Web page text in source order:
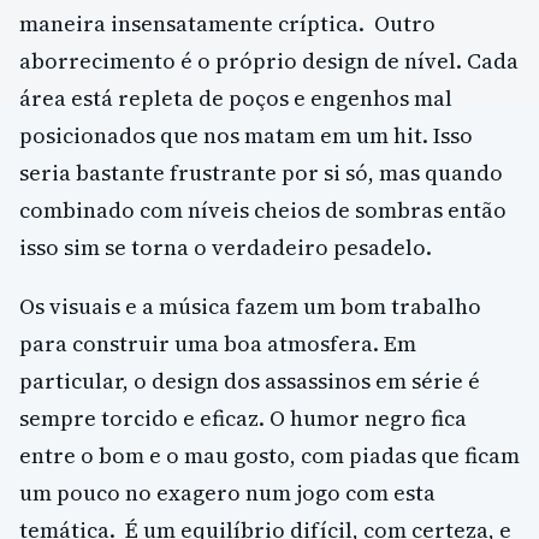
maneira insensatamente críptica. Outro
aborrecimento é o próprio design de nível. Cada
área está repleta de poços e engenhos mal
posicionados que nos matam em um hit. Isso
seria bastante frustrante por si só, mas quando
combinado com níveis cheios de sombras então
isso sim se torna o verdadeiro pesadelo.
Os visuais e a música fazem um bom trabalho
para construir uma boa atmosfera. Em
particular, o design dos assassinos em série é
sempre torcido e eficaz. O humor negro fica
entre o bom e o mau gosto, com piadas que ficam
um pouco no exagero num jogo com esta
temática. É um equilíbrio difícil, com certeza, e